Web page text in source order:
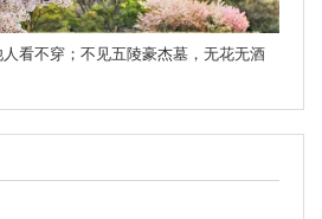
看不穿；不见五陵豪杰墓，无花无酒